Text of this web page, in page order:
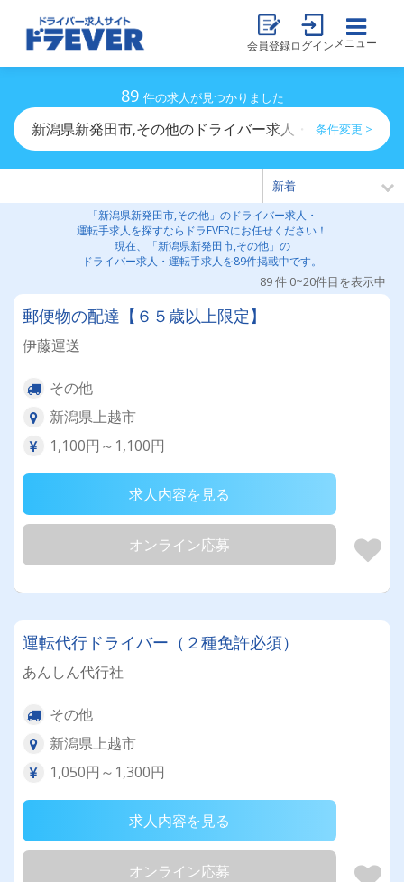
会員登録ログイン メニュー
89 件の求人が見つかりました
新潟県新発田市,その他のドライバー求人・運転手求人一
条件変更 >
「新潟県新発田市,その他」のドライバー求人・
運転手求人を探すならドラEVERにお任せください！
現在、「新潟県新発田市,その他」の
ドライバー求人・運転手求人を89件掲載中です。
89 件 0~20件目を表示中
郵便物の配達【６５歳以上限定】
伊藤運送
その他
新潟県上越市
1,100円～1,100円
求人内容を見る
オンライン応募
運転代行ドライバー（２種免許必須）
あんしん代行社
その他
新潟県上越市
1,050円～1,300円
求人内容を見る
オンライン応募